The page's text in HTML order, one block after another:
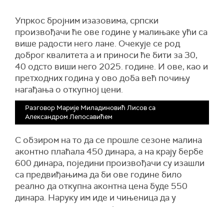
Упркос бројним изазовима, српски
произвођачи ће ове године у малињаке ући са
више радости него лане. Очекује се род
доброг квалитета а и приноси ће бити за 30,
40 одсто виши него 2025. године. И ове, као и
претходних година у ово доба већ почињу
нагађања о откупној цени.
Разговор Марије Миладиновић Лисов са
Александром Лепосавићем
С обзиром на то да се прошле сезоне малина
аконтно плаћала 450 динара, а на крају бербе
600 динара, поједини произвођачи су изашли
са предвиђањима да би ове године било
реално да откупна аконтна цена буде 550
динара. Наруку им иде и чињеница да у